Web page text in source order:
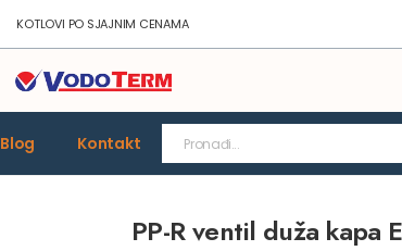
KOTLOVI PO SJAJNIM CENAMA
Blog Kontakt
PP-R ventil duža kapa